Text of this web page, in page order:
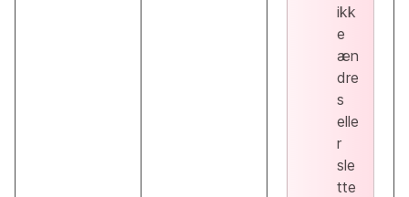
ikk
e
æn
dre
s
elle
r
sle
tte